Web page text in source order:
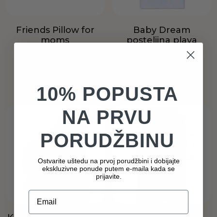
Friends Pillow for
moms
Baby Dream
posteljina plava
10% POPUSTA
NA PRVU
PORUDŽBINU
Ostvarite uštedu na prvoj porudžbini i dobijajte
ekskluzivne ponude putem e-maila kada se
prijavite.
Email